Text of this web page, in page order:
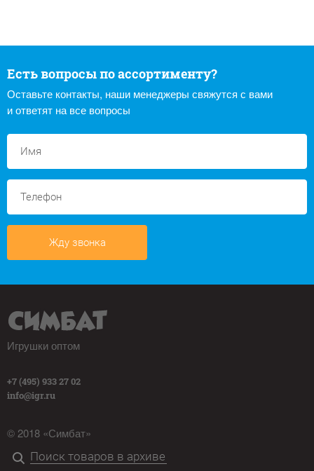
Есть вопросы по ассортименту?
Оставьте контакты, наши менеджеры свяжутся с вами
и ответят на все вопросы
Жду звонка
Игрушки оптом
+7 (495) 933 27 02
info@igr.ru
© 2018 «Симбат»